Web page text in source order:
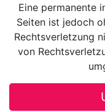
Eine permanente
Seiten ist jedoch
Rechtsverletzung
von